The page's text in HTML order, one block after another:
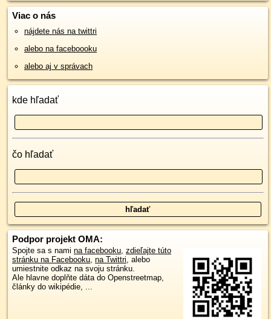
Viac o nás
nájdete nás na twittri
alebo na faceboooku
alebo aj v správach
kde hľadať
čo hľadať
Podpor projekt OMA:
Spojte sa s nami na facebooku, zdieľajte túto
stránku na Facebooku, na Twittri, alebo
umiestnite odkaz na svoju stránku.
Ale hlavne doplňte dáta do Openstreetmap,
články do wikipédie, ...